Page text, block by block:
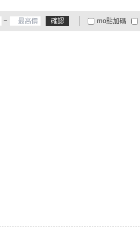
~ 確認 mo點加碼
大家電安心配